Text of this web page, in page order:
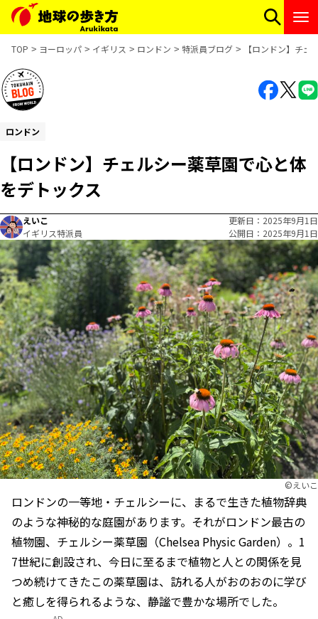
TOP ヨーロッパ イギリス ロンドン 特派員ブログ 【ロンドン】チ
ロンドン
【ロンドン】チェルシー薬草園で心と体
をデトックス
えいこ
イギリス特派員
更新日
2025年9月1日
公開日
2025年9月1日
©えいこ
ロンドンの一等地・チェルシーに、まるで生きた植物辞典
のような神秘的な庭園があります。それがロンドン最古の
植物園、チェルシー薬草園（Chelsea Physic Garden）。1
7世紀に創設され、今日に至るまで植物と人との関係を見
つめ続けてきたこの薬草園は、訪れる人がおのおのに学び
と癒しを得られるような、静謐で豊かな場所でした。